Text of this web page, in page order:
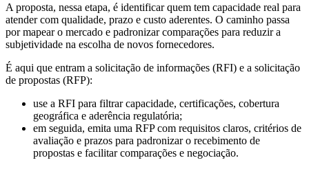
A proposta, nessa etapa, é identificar quem tem capacidade real para
atender com qualidade, prazo e custo aderentes. O caminho passa
por mapear o mercado e padronizar comparações para reduzir a
subjetividade na escolha de novos fornecedores.
É aqui que entram a solicitação de informações (RFI) e a solicitação
de propostas (RFP):
use a RFI para filtrar capacidade, certificações, cobertura
geográfica e aderência regulatória;
em seguida, emita uma RFP com requisitos claros, critérios de
avaliação e prazos para padronizar o recebimento de
propostas e facilitar comparações e negociação.